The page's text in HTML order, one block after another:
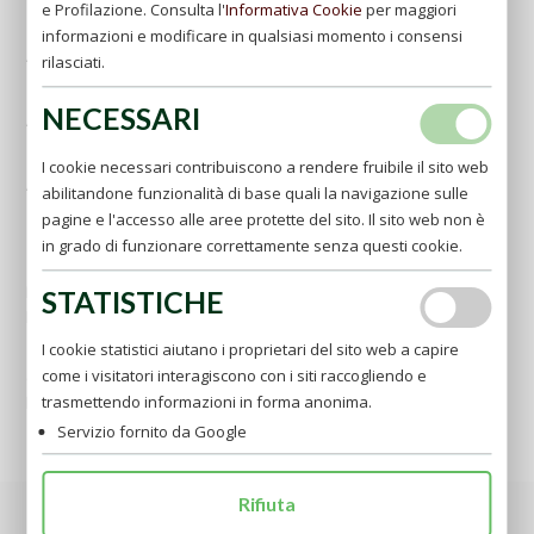
"Aereoporto Internazionale di Capodichino"
Aeroporto di Pescara -
Aeroporto di Bari -www.aeroportidipuglia.it
Aeroporti di Milano -
http://www.sea-aeroportimilano.it
"Aereoporto Internazionale Malpensa"
"Aereoporto Internazionale Linate"
In treno
La stazione ferroviaria più vicina è quella di Foggia.
per gli orari consultare il sito
In autobus
con i mezzi delle Autolinee Sita(0881/773117)
per gli orari consultare il sitowww.sitabus.it
e Profilazione. Consulta l'Informativa Cookie per maggiori
informazioni e modificare in qualsiasi momento i consensi
rilasciati.
NECESSARI
I cookie necessari contribuiscono a rendere fruibile il sito web
abilitandone funzionalità di base quali la navigazione sulle
pagine e l'accesso alle aree protette del sito. Il sito web non è
in grado di funzionare correttamente senza questi cookie.
STATISTICHE
I cookie statistici aiutano i proprietari del sito web a capire
come i visitatori interagiscono con i siti raccogliendo e
trasmettendo informazioni in forma anonima.
Servizio fornito da Google
Rifiuta